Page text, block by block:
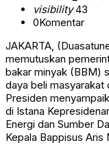
visibility43
0Komentar
JAKARTA,
memutuskan
bakar minyak (BBM)
daya beli masyarakat
Presiden
di Istana
Energi dan Sumber
Kepala Bappisus